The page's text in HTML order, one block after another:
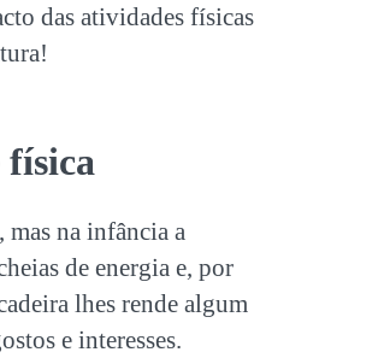
das atividades físicas
física
na infância a
de energia e, por
lhes rende algum
e interesses.